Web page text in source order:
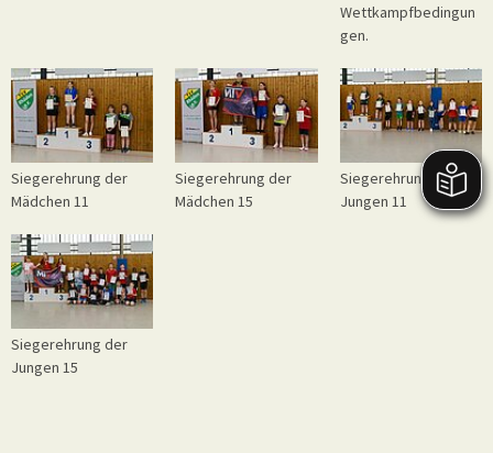
Wettkampfbedingun
gen.
Siegerehrung der
Mädchen 11
Siegerehrung der
Mädchen 15
Siegerehrung der
Jungen 11
Siegerehrung der
Jungen 15